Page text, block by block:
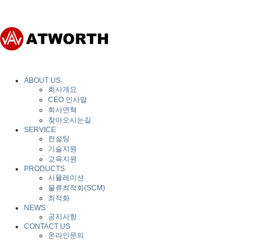
ABOUT US
회사개요
CEO 인사말
회사연혁
찾아오시는길
SERVICE
컨설팅
기술지원
교육지원
PRODUCTS
시뮬레이션
물류최적화(SCM)
최적화
NEWS
공지사항
CONTACT US
온라인문의